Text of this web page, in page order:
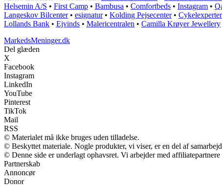
Helsemin A/S • First Camp • Bambusa • Comfortbeds • Instagram •
Langeskov Bilcenter• esignatur• Kolding Pejsecenter•
Lollands Bank • Ejvinds • Malericentralen • Camilla Krøyer Jewellery
MarkedsMeninger.dk
Del glæden
X
Facebook
Instagram
LinkedIn
YouTube
Pinterest
TikTok
Mail
RSS
© Materialet må ikke bruges uden tilladelse.
© Beskyttet materiale. Nogle produkter, vi viser, er en del af
© Denne side er underlagt ophavsret. Vi arbejder med
Partnerskab
Annoncør
Donor